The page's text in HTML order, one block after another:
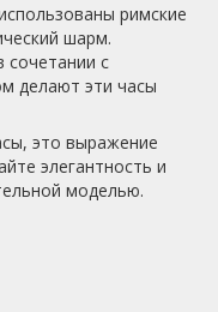
римские
шарм.
с
делают эти часы
это выражение
элегантность и
моделью.